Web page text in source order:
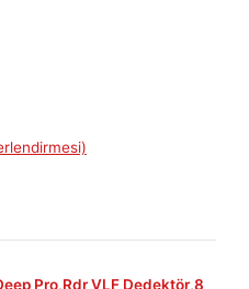
Pro,Rdr VLF Dedektör,8